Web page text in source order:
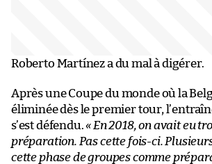
Roberto Martínez a du mal à digérer.
Après une Coupe du monde où la
éliminée dès le premier tour,
s’est défendu.« En 2018, on avait eu
préparation. Pas cette fois-ci.
cette phase de groupes comme